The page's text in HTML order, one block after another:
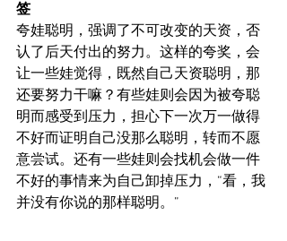
签
夸娃聪明，强调了不可改变的天资，否
认了后天付出的努力。这样的夸奖，会
让一些娃觉得，既然自己天资聪明，那
还要努力干嘛？有些娃则会因为被夸聪
明而感受到压力，担心下一次万一做得
不好而证明自己没那么聪明，转而不愿
意尝试。还有一些娃则会找机会做一件
不好的事情来为自己卸掉压力，“看，我
并没有你说的那样聪明。”